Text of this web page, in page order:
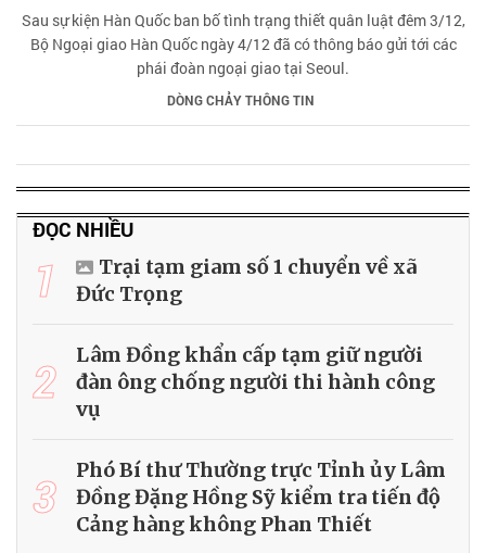
Sau sự kiện Hàn Quốc ban bố tình trạng thiết quân luật đêm 3/12,
Bộ Ngoại giao Hàn Quốc ngày 4/12 đã có thông báo gửi tới các
phái đoàn ngoại giao tại Seoul.
DÒNG CHẢY THÔNG TIN
ĐỌC NHIỀU
1
Trại tạm giam số 1 chuyển về xã
Đức Trọng
2
Lâm Đồng khẩn cấp tạm giữ người
đàn ông chống người thi hành công
vụ
3
Phó Bí thư Thường trực Tỉnh ủy Lâm
Đồng Đặng Hồng Sỹ kiểm tra tiến độ
Cảng hàng không Phan Thiết